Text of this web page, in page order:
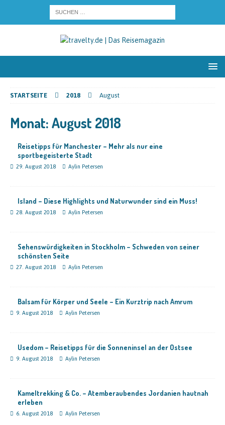
STARTSEITE 2018 August
Monat:August 2018
Reisetipps für Manchester – Mehr als nur eine
sportbegeisterte Stadt
29. August 2018 Aylin Petersen
Island – Diese Highlights und Naturwunder sind ein Muss!
28. August 2018 Aylin Petersen
Sehenswürdigkeiten in Stockholm – Schweden von seiner
schönsten Seite
27. August 2018 Aylin Petersen
Balsam für Körper und Seele – Ein Kurztrip nach Amrum
9. August 2018 Aylin Petersen
Usedom – Reisetipps für die Sonneninsel an der Ostsee
9. August 2018 Aylin Petersen
Kameltrekking & Co. – Atemberaubendes Jordanien hautnah
erleben
6. August 2018 Aylin Petersen